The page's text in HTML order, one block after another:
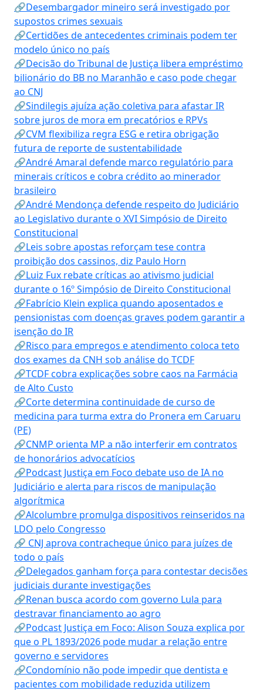
🔗Desembargador mineiro será investigado por
supostos crimes sexuais
🔗Certidões de antecedentes criminais podem ter
modelo único no país
🔗Decisão do Tribunal de Justiça libera empréstimo
bilionário do BB no Maranhão e caso pode chegar
ao CNJ
🔗Sindilegis ajuíza ação coletiva para afastar IR
sobre juros de mora em precatórios e RPVs
🔗CVM flexibiliza regra ESG e retira obrigação
futura de reporte de sustentabilidade
🔗André Amaral defende marco regulatório para
minerais críticos e cobra crédito ao minerador
brasileiro
🔗André Mendonça defende respeito do Judiciário
ao Legislativo durante o XVI Simpósio de Direito
Constitucional
🔗Leis sobre apostas reforçam tese contra
proibição dos cassinos, diz Paulo Horn
🔗Luiz Fux rebate críticas ao ativismo judicial
durante o 16º Simpósio de Direito Constitucional
🔗Fabrício Klein explica quando aposentados e
pensionistas com doenças graves podem garantir a
isenção do IR
🔗Risco para empregos e atendimento coloca teto
dos exames da CNH sob análise do TCDF
🔗TCDF cobra explicações sobre caos na Farmácia
de Alto Custo
🔗Corte determina continuidade de curso de
medicina para turma extra do Pronera em Caruaru
(PE)
🔗CNMP orienta MP a não interferir em contratos
de honorários advocatícios
🔗Podcast Justiça em Foco debate uso de IA no
Judiciário e alerta para riscos de manipulação
algorítmica
🔗Alcolumbre promulga dispositivos reinseridos na
LDO pelo Congresso
🔗 CNJ aprova contracheque único para juízes de
todo o país
🔗Delegados ganham força para contestar decisões
judiciais durante investigações
🔗Renan busca acordo com governo Lula para
destravar financiamento ao agro
🔗Podcast Justiça em Foco: Alison Souza explica por
que o PL 1893/2026 pode mudar a relação entre
governo e servidores
🔗Condomínio não pode impedir que dentista e
pacientes com mobilidade reduzida utilizem